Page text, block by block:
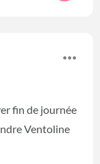
fin de journée
Ventoline